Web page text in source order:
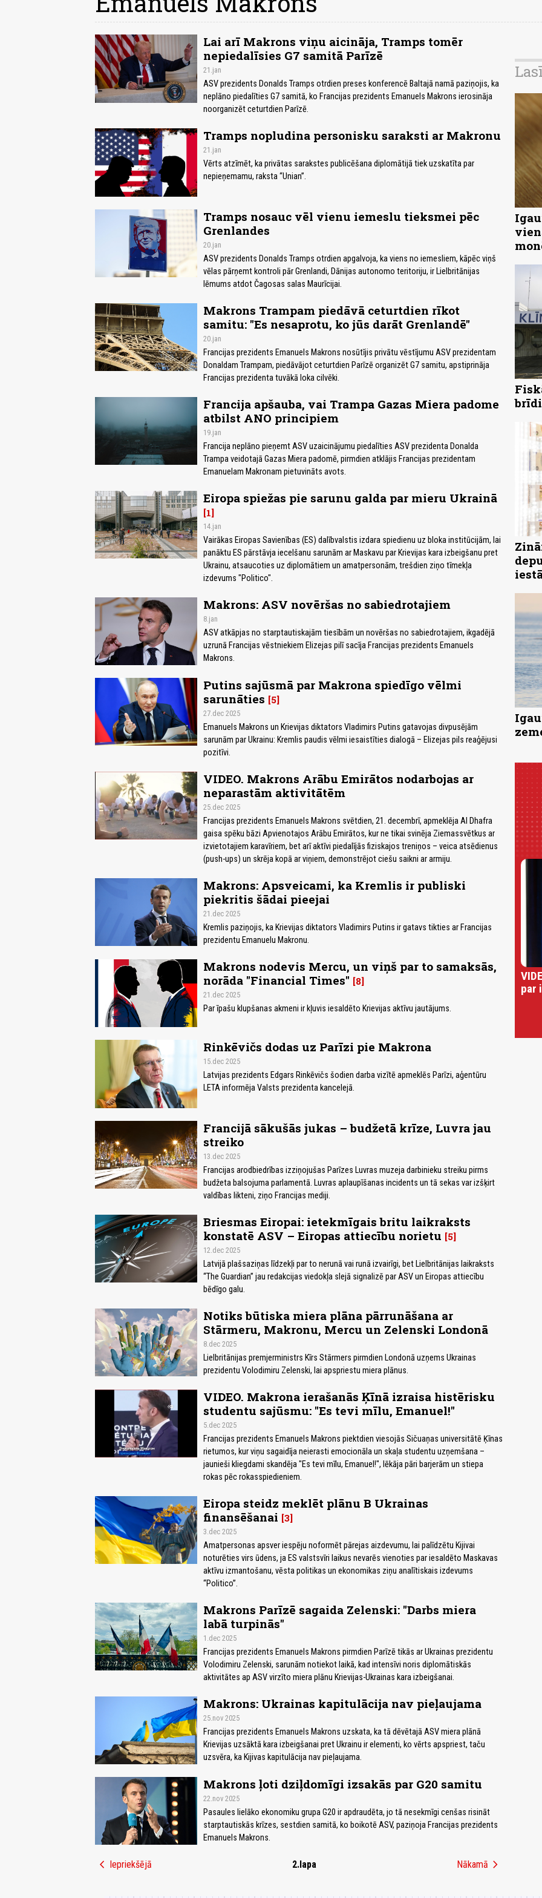
Lai arī Makrons viņu aicināja, Tramps tomēr
nepiedalīsies G7 samitā Parīzē
21.jan
ASV prezidents Donalds Tramps otrdien preses konferencē Baltajā namā paziņojis, ka
neplāno piedalīties G7 samitā, ko Francijas prezidents Emanuels Makrons ierosināja
noorganizēt ceturtdien Parīzē.
Tramps nopludina personisku saraksti ar Makronu
21.jan
Vērts atzīmēt, ka privātas sarakstes publicēšana diplomātijā tiek uzskatīta par
nepieņemamu, raksta “Unian”.
Tramps nosauc vēl vienu iemeslu tieksmei pēc
Grenlandes
20.jan
ASV prezidents Donalds Tramps otrdien apgalvoja, ka viens no iemesliem, kāpēc viņš
vēlas pārņemt kontroli pār Grenlandi, Dānijas autonomo teritoriju, ir Lielbritānijas
lēmums atdot Čagosas salas Maurīcijai.
Makrons Trampam piedāvā ceturtdien rīkot
samitu: "Es nesaprotu, ko jūs darāt Grenlandē"
20.jan
Francijas prezidents Emanuels Makrons nosūtījis privātu vēstījumu ASV prezidentam
Donaldam Trampam, piedāvājot ceturtdien Parīzē organizēt G7 samitu, apstiprināja
Francijas prezidenta tuvākā loka cilvēki.
Francija apšauba, vai Trampa Gazas Miera padome
atbilst ANO principiem
19.jan
Francija neplāno pieņemt ASV uzaicinājumu piedalīties ASV prezidenta Donalda
Trampa veidotajā Gazas Miera padomē, pirmdien atklājis Francijas prezidentam
Emanuelam Makronam pietuvināts avots.
Eiropa spiežas pie sarunu galda par mieru Ukrainā
1
14.jan
Vairākas Eiropas Savienības (ES) dalībvalstis izdara spiedienu uz bloka institūcijām, lai
panāktu ES pārstāvja iecelšanu sarunām ar Maskavu par Krievijas kara izbeigšanu pret
Ukrainu, atsaucoties uz diplomātiem un amatpersonām, trešdien ziņo tīmekļa
izdevums "Politico".
Makrons: ASV novēršas no sabiedrotajiem
8.jan
ASV atkāpjas no starptautiskajām tiesībām un novēršas no sabiedrotajiem, ikgadējā
uzrunā Francijas vēstniekiem Elizejas pilī sacīja Francijas prezidents Emanuels
Makrons.
Putins sajūsmā par Makrona spiedīgo vēlmi
sarunāties 5
27.dec 2025
Emanuels Makrons un Krievijas diktators Vladimirs Putins gatavojas divpusējām
sarunām par Ukrainu: Kremlis paudis vēlmi iesaistīties dialogā – Elizejas pils reaģējusi
pozitīvi.
VIDEO. Makrons Arābu Emirātos nodarbojas ar
neparastām aktivitātēm
25.dec 2025
Francijas prezidents Emanuels Makrons svētdien, 21. decembrī, apmeklēja Al Dhafra
gaisa spēku bāzi Apvienotajos Arābu Emirātos, kur ne tikai svinēja Ziemassvētkus ar
izvietotajiem karavīriem, bet arī aktīvi piedalījās fiziskajos treniņos – veica atsēdienus
(push-ups) un skrēja kopā ar viņiem, demonstrējot ciešu saikni ar armiju.
Makrons: Apsveicami, ka Kremlis ir publiski
piekritis šādai pieejai
21.dec 2025
Kremlis paziņojis, ka Krievijas diktators Vladimirs Putins ir gatavs tikties ar Francijas
prezidentu Emanuelu Makronu.
Makrons nodevis Mercu, un viņš par to samaksās,
norāda "Financial Times" 8
21.dec 2025
Par īpašu klupšanas akmeni ir kļuvis iesaldēto Krievijas aktīvu jautājums.
Rinkēvičs dodas uz Parīzi pie Makrona
15.dec 2025
Latvijas prezidents Edgars Rinkēvičs šodien darba vizītē apmeklēs Parīzi, aģentūru
LETA informēja Valsts prezidenta kancelejā.
Francijā sākušās jukas – budžetā krīze, Luvra jau
streiko
13.dec 2025
Francijas arodbiedrības izziņojušas Parīzes Luvras muzeja darbinieku streiku pirms
budžeta balsojuma parlamentā. Luvras aplaupīšanas incidents un tā sekas var izšķirt
valdības likteni, ziņo Francijas mediji.
Briesmas Eiropai: ietekmīgais britu laikraksts
konstatē ASV – Eiropas attiecību norietu 5
12.dec 2025
Latvijā plašsaziņas līdzekļi par to nerunā vai runā izvairīgi, bet Lielbritānijas laikraksts
“The Guardian” jau redakcijas viedokļa slejā signalizē par ASV un Eiropas attiecību
bēdīgo galu.
Notiks būtiska miera plāna pārrunāšana ar
Stārmeru, Makronu, Mercu un Zelenski Londonā
8.dec 2025
Lielbritānijas premjerministrs Kīrs Stārmers pirmdien Londonā uzņems Ukrainas
prezidentu Volodimiru Zelenski, lai apspriestu miera plānus.
VIDEO. Makrona ierašanās Ķīnā izraisa histērisku
studentu sajūsmu: "Es tevi mīlu, Emanuel!"
5.dec 2025
Francijas prezidents Emanuels Makrons piektdien viesojās Sičuaņas universitātē Ķīnas
rietumos, kur viņu sagaidīja neierasti emocionāla un skaļa studentu uzņemšana –
jaunieši kliegdami skandēja "Es tevi mīlu, Emanuel!", lēkāja pāri barjerām un stiepa
rokas pēc rokasspiedieniem.
Eiropa steidz meklēt plānu B Ukrainas
finansēšanai 3
3.dec 2025
Amatpersonas apsver iespēju noformēt pārejas aizdevumu, lai palīdzētu Kijivai
noturēties virs ūdens, ja ES valstsvīri laikus nevarēs vienoties par iesaldēto Maskavas
aktīvu izmantošanu, vēsta politikas un ekonomikas ziņu analītiskais izdevums
“Politico”.
Makrons Parīzē sagaida Zelenski: "Darbs miera
labā turpinās"
1.dec 2025
Francijas prezidents Emanuels Makrons pirmdien Parīzē tikās ar Ukrainas prezidentu
Volodimiru Zelenski, sarunām notiekot laikā, kad intensīvi noris diplomātiskās
aktivitātes ap ASV virzīto miera plānu Krievijas-Ukrainas kara izbeigšanai.
Makrons: Ukrainas kapitulācija nav pieļaujama
25.nov 2025
Francijas prezidents Emanuels Makrons uzskata, ka tā dēvētajā ASV miera plānā
Krievijas uzsāktā kara izbeigšanai pret Ukrainu ir elementi, ko vērts apspriest, taču
uzsvēra, ka Kijivas kapitulācija nav pieļaujama.
Makrons ļoti dziļdomīgi izsakās par G20 samitu
22.nov 2025
Pasaules lielāko ekonomiku grupa G20 ir apdraudēta, jo tā nesekmīgi cenšas risināt
starptautiskās krīzes, sestdien samitā, ko boikotē ASV, paziņoja Francijas prezidents
Emanuels Makrons.
chevron_left Iepriekšējā 2.lapa Nākamā chevron_right
par